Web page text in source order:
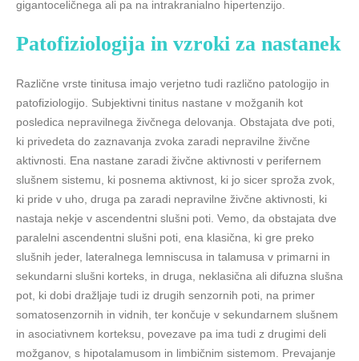
gigantoceličnega ali pa na intrakranialno hipertenzijo.
Patofiziologija in vzroki za nastanek
Različne vrste tinitusa imajo verjetno tudi različno patologijo in
patofiziologijo. Subjektivni tinitus nastane v možganih kot
posledica nepravilnega živčnega delovanja. Obstajata dve poti,
ki privedeta do zaznavanja zvoka zaradi nepravilne živčne
aktivnosti. Ena nastane zaradi živčne aktivnosti v perifernem
slušnem sistemu, ki posnema aktivnost, ki jo sicer sproža zvok,
ki pride v uho, druga pa zaradi nepravilne živčne aktivnosti, ki
nastaja nekje v ascendentni slušni poti. Vemo, da obstajata dve
paralelni ascendentni slušni poti, ena klasična, ki gre preko
slušnih jeder, lateralnega lemniscusa in talamusa v primarni in
sekundarni slušni korteks, in druga, neklasična ali difuzna slušna
pot, ki dobi dražljaje tudi iz drugih senzornih poti, na primer
somatosenzornih in vidnih, ter končuje v sekundarnem slušnem
in asociativnem korteksu, povezave pa ima tudi z drugimi deli
možganov, s hipotalamusom in limbičnim sistemom. Prevajanje